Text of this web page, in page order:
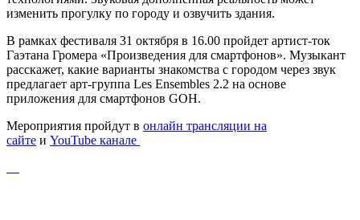
изменить прогулку по городу и озвучить здания.
В рамках фестиваля 31 октября в 16.00 пройдет артист-ток
Гаэтана Громера «Произведения для смартфонов». Музыкант
расскажет, какие варианты знакомства с городом через звук
предлагает арт-группа Les Ensembles 2.2 на основе
приложения для смартфонов GOH.
Мероприятия пройдут в онлайн трансляции на
сайте и YouTube канале